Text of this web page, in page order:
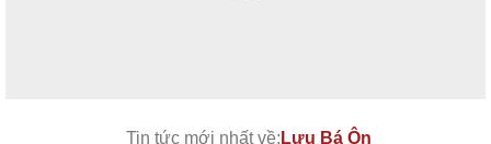
Tin tức mới nhất về: Lưu Bá Ôn